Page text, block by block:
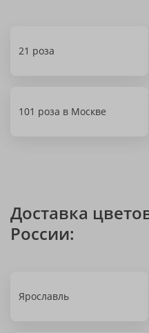
21 роза
101 роза в Москве
Доставка
России:
Ярославль